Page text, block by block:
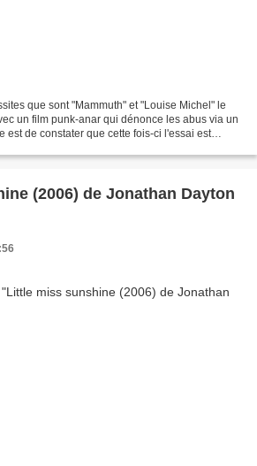
que sont "Mammuth" et "Louise Michel" le
un film punk-anar qui dénonce les abus via un
est de constater que cette fois-ci l'essai est
(2006) de Jonathan Dayton